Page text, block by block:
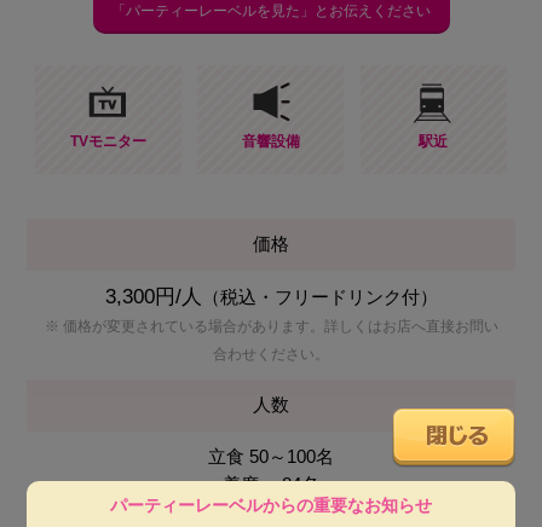
「パーティーレーベルを見た」とお伝えください
TVモニター 音響設備 駅近
価格
3,300円/人 （税込・フリードリンク付）
※ 価格が変更されている場合があります。詳しくはお店へ直接お問い
合わせください。
人数
立食 50～100名
着席 ～84名
パーティーレーベルからの重要なお知らせ